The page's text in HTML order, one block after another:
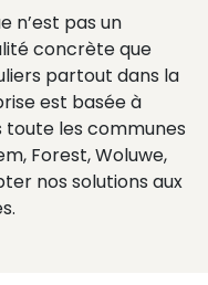
n’est pas un
concrète que
partout dans la
est basée à
toute les communes
Forest, Woluwe,
nos solutions aux